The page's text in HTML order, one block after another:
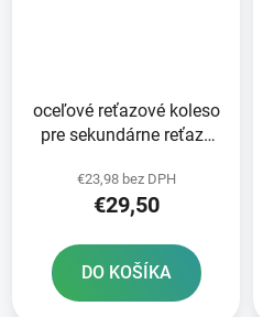
oceľové reťazové koleso
pre sekundárne reťaze
zubov
€23,98 bez DPH
€29,50
DO KOŠÍKA